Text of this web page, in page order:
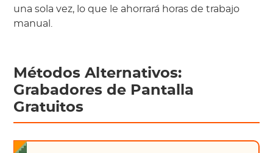
una sola vez, lo que le ahorrará horas de trabajo
manual.
Métodos Alternativos:
Grabadores de Pantalla
Gratuitos